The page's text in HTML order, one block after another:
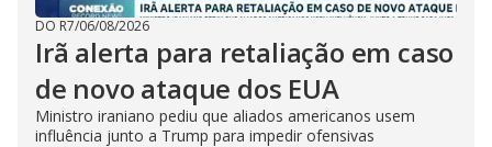
DO R7/06/08/2026
Irã alerta para retaliação em caso
de novo ataque dos EUA
Ministro iraniano pediu que aliados americanos usem
influência junto a Trump para impedir ofensivas